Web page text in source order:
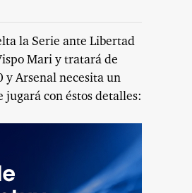
la Serie ante Libertad
Mari y tratará de
Arsenal necesita un
con éstos detalles: